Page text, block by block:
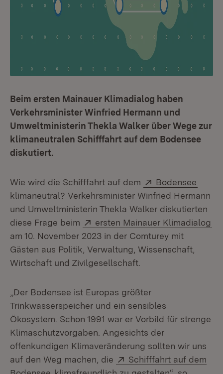
Beim ersten Mainauer Klimadialog haben
Verkehrsminister Winfried Hermann und
Umweltministerin Thekla Walker über Wege zur
klimaneutralen Schifffahrt auf dem Bodensee
diskutiert.
Wie wird die Schifffahrt auf dem Extern:
Bodensee
klimaneutral? Verkehrsminister Winfried Hermann
und Umweltministerin Thekla Walker diskutierten
diese Frage beim
Extern:
ersten Mainauer Klimadialog
am 10. November 2023 in der Comturey mit
Gästen aus Politik, Verwaltung, Wissenschaft,
Wirtschaft und Zivilgesellschaft.
„Der Bodensee ist Europas größter
Trinkwasserspeicher und ein sensibles
Ökosystem. Schon 1991 war er Vorbild für strenge
Klimaschutzvorgaben. Angesichts der
offenkundigen Klimaveränderung sollten wir uns
auf den Weg machen, die
Extern:
Schifffahrt auf dem
(Öffnet in neuem Fenster)